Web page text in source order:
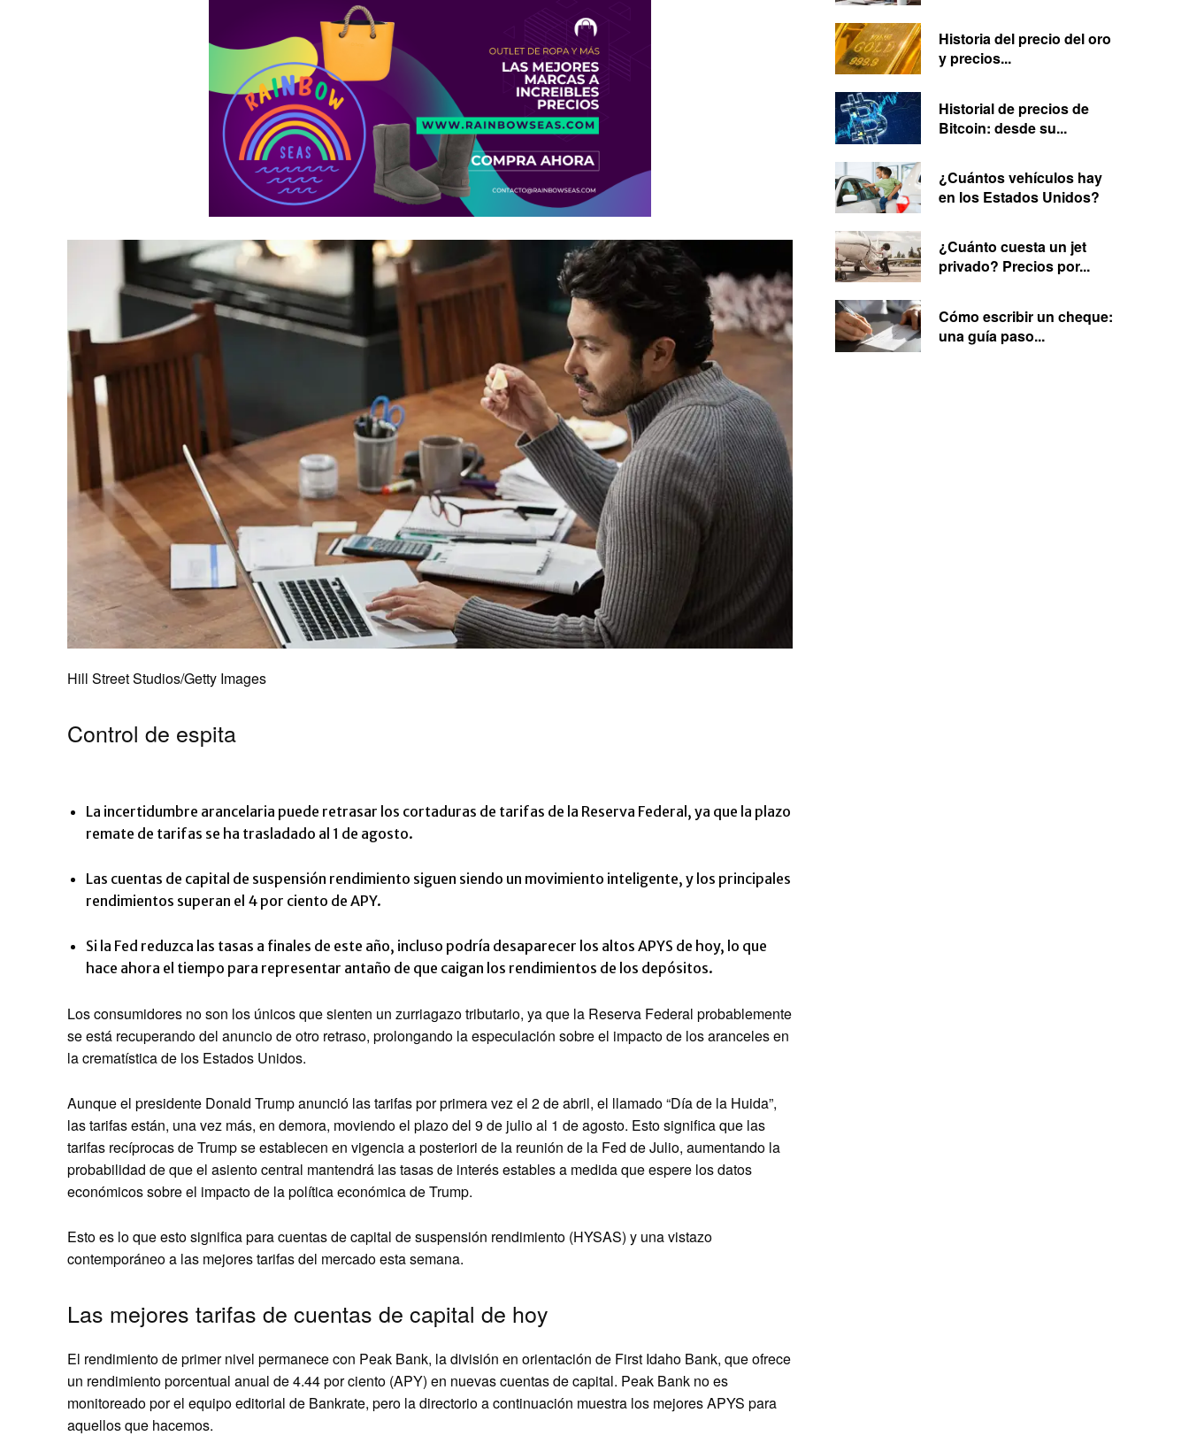
Hill Street Studios/Getty Images
Control de espita
La incertidumbre arancelaria puede retrasar los cortaduras de tarifas de la Reserva Federal, ya que la plazo
remate de tarifas se ha trasladado al 1 de agosto.
Las cuentas de capital de suspensión rendimiento siguen siendo un movimiento inteligente, y los principales
rendimientos superan el 4 por ciento de APY.
Si la Fed reduzca las tasas a finales de este año, incluso podría desaparecer los altos APYS de hoy, lo que
hace ahora el tiempo para representar antaño de que caigan los rendimientos de los depósitos.
Los consumidores no son los únicos que sienten un zurriagazo tributario, ya que la Reserva Federal probablemente
se está recuperando del anuncio de otro retraso, prolongando la especulación sobre el impacto de los aranceles en
la crematística de los Estados Unidos.
Aunque el presidente Donald Trump anunció las tarifas por primera vez el 2 de abril, el llamado “Día de la Huida”,
las tarifas están, una vez más, en demora, moviendo el plazo del 9 de julio al 1 de agosto. Esto significa que las
tarifas recíprocas de Trump se establecen en vigencia a posteriori de la reunión de la Fed de Julio, aumentando la
probabilidad de que el asiento central mantendrá las tasas de interés estables a medida que espere los datos
económicos sobre el impacto de la política económica de Trump.
Esto es lo que esto significa para cuentas de capital de suspensión rendimiento (HYSAS) y una vistazo
contemporáneo a las mejores tarifas del mercado esta semana.
Las mejores tarifas de cuentas de capital de hoy
El rendimiento de primer nivel permanece con Peak Bank, la división en orientación de First Idaho Bank, que ofrece
un rendimiento porcentual anual de 4.44 por ciento (APY) en nuevas cuentas de capital. Peak Bank no es
monitoreado por el equipo editorial de Bankrate, pero la directorio a continuación muestra los mejores APYS para
aquellos que hacemos.
Historia del precio del oro
y precios...
Historial de precios de
Bitcoin: desde su...
¿Cuántos vehículos hay
en los Estados Unidos?
¿Cuánto cuesta un jet
privado? Precios por...
Cómo escribir un cheque:
una guía paso...